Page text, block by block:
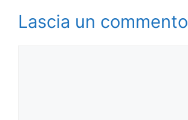
Lascia un commento